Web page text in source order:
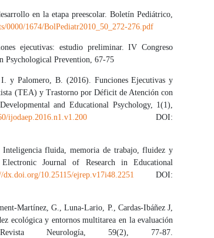
en la etapa preescolar. Boletín Pediátrico,
0000/1674/BolPediatr2010_50_272-276.pdf
ejecutivas: estudio preliminar. IV Congreso
Psychological Prevention, 67-75
y Palomero, B. (2016). Funciones Ejecutivas y
(TEA) y Trastorno por Déficit de Atención con
and Educational Psychology, 1(1),
ijodaep.2016.n1.v1.200DOI:
fluida, memoria de trabajo, fluidez y
Journal of Research in Educational
dx.doi.org/10.25115/ejrep.v17i48.2251 DOI:
Martínez, G., Luna-Lario, P., Cardas-Ibáñez J,
ecológica y entornos multitarea en la evaluación
Neurología, 59(2), 77-87.